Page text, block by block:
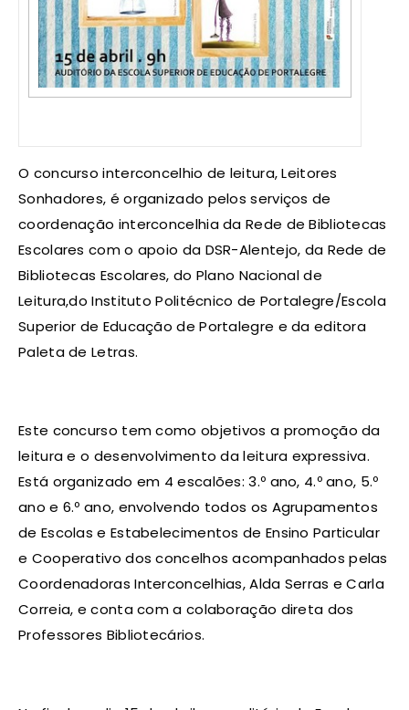
O concurso​ ​interconcelhio de leitura, Leitores
Sonhadores, ​​é​ organizado pelos serviços de
coordenação interconcelhia da Rede de Bibliotecas
Escolares com o apoio da DSR-Alentejo,​ ​da Rede de
Bibliotecas Escolares, do​ ​Plano Nacional de
Leitura,do​ ​Instituto Politécnico de Portalegre/Escola
Superior de Educação de Portalegre e​ ​da​ ​editora
Paleta de Letras​. ​
Este concurso t​em como objetivos a promoção da
leitura e o desenvolvimento da leitura expressiva.
Está organizado em 4 escalões: 3.º ano, 4.º ano, 5.º
ano e 6.º ano, envolvendo todos os Agrupamentos
de Escolas e Estabelecimentos de Ensino Particular
e Cooperativo dos concelhos acompanhados pelas
Coordenadoras Interconcelhias, Alda Serras e Carla
Correia, e conta com a colaboração direta dos
Professores Bibliotecários.​ ​